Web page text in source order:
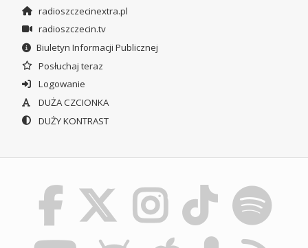
radioszczecinextra.pl
radioszczecin.tv
Biuletyn Informacji Publicznej
Posłuchaj teraz
Logowanie
DUŻA CZCIONKA
DUŻY KONTRAST